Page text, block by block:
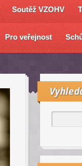
Soutěž VZOHV
Pro veřejnost